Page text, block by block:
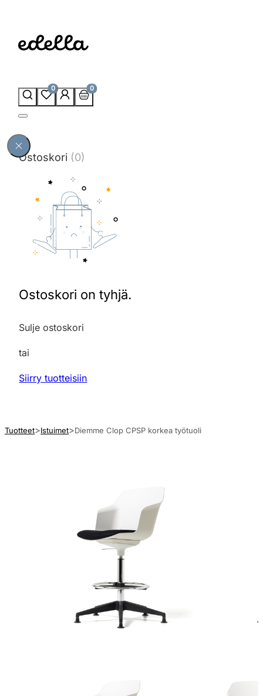
0 0
Ostoskori (0)
Ostoskori on tyhjä.
Sulje ostoskori
tai
Siirry tuotteisiin
Tuotteet Istuimet Diemme Clop CPSP korkea työtuoli